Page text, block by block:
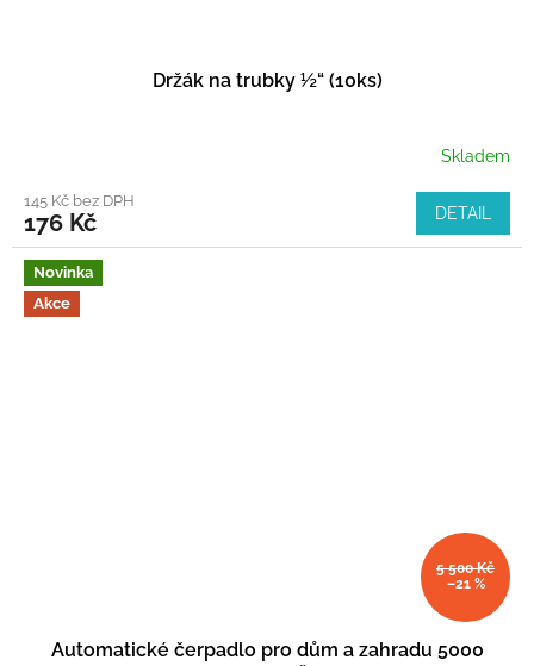
Držák na trubky ½“ (10ks)
Skladem
145 Kč bez DPH
176 Kč DETAIL
Novinka
Akce
5 500 Kč
–21 %
Automatické čerpadlo pro dům a zahradu 5000